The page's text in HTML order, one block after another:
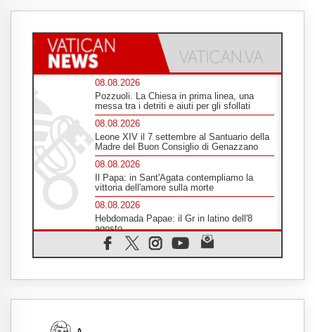
08.08.2026
Pozzuoli. La Chiesa in prima linea, una
messa tra i detriti e aiuti per gli sfollati
08.08.2026
Leone XIV il 7 settembre al Santuario della
Madre del Buon Consiglio di Genazzano
08.08.2026
Il Papa: in Sant'Agata contempliamo la
vittoria dell'amore sulla morte
08.08.2026
Hebdomada Papae: il Gr in latino dell'8
agosto
08.08.2026
Spin Time, Reina: Cristo non abita nei
senzatetto
08.08.2026